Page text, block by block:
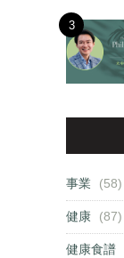
3
事業 (58)
健康 (87)
健康食譜